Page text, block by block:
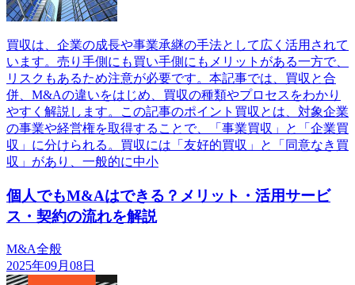
買収は、企業の成長や事業承継の手法として広く活用されて
います。売り手側にも買い手側にもメリットがある一方で、
リスクもあるため注意が必要です。本記事では、買収と合
併、M&Aの違いをはじめ、買収の種類やプロセスをわかり
やすく解説します。この記事のポイント買収とは、対象企業
の事業や経営権を取得することで、「事業買収」と「企業買
収」に分けられる。買収には「友好的買収」と「同意なき買
収」があり、一般的に中小
個人でもM&Aはできる？メリット・活用サービ
ス・契約の流れを解説
M&A全般
2025年09月08日